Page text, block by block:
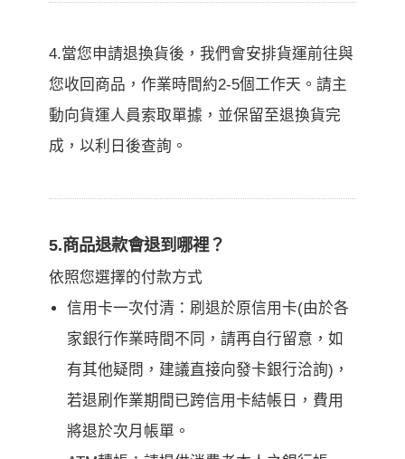
4.當您申請退換貨後，我們會安排貨運前往與
您收回商品，作業時間約2-5個工作天。請主
動向貨運人員索取單據，並保留至退換貨完
成，以利日後查詢。
5.商品退款會退到哪裡？
依照您選擇的付款方式
信用卡一次付清：刷退於原信用卡(由於各
家銀行作業時間不同，請再自行留意，如
有其他疑問，建議直接向發卡銀行洽詢)，
若退刷作業期間已跨信用卡結帳日，費用
將退於次月帳單。